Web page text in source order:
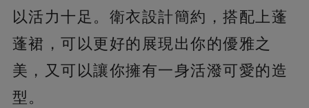
以活力十足。衛衣設計簡約，搭配上蓬
蓬裙，可以更好的展現出你的優雅之
美，又可以讓你擁有一身活潑可愛的造
型。